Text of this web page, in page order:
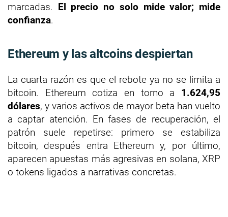
marcadas. El precio no solo mide valor; mide
confianza.
Ethereum y las altcoins despiertan
La cuarta razón es que el rebote ya no se limita a
bitcoin. Ethereum cotiza en torno a 1.624,95
dólares, y varios activos de mayor beta han vuelto
a captar atención. En fases de recuperación, el
patrón suele repetirse: primero se estabiliza
bitcoin, después entra Ethereum y, por último,
aparecen apuestas más agresivas en solana, XRP
o tokens ligados a narrativas concretas.